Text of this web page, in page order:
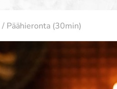
/ Päähieronta (30min)